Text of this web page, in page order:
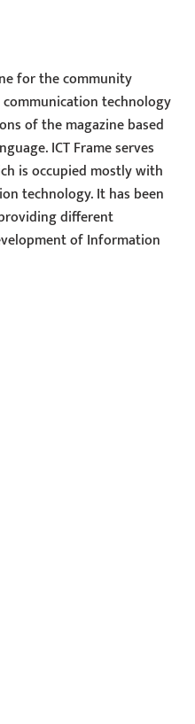
for the community
technology
of the magazine based
ICT Frame serves
is occupied mostly with
technology. It has been
different
of Information